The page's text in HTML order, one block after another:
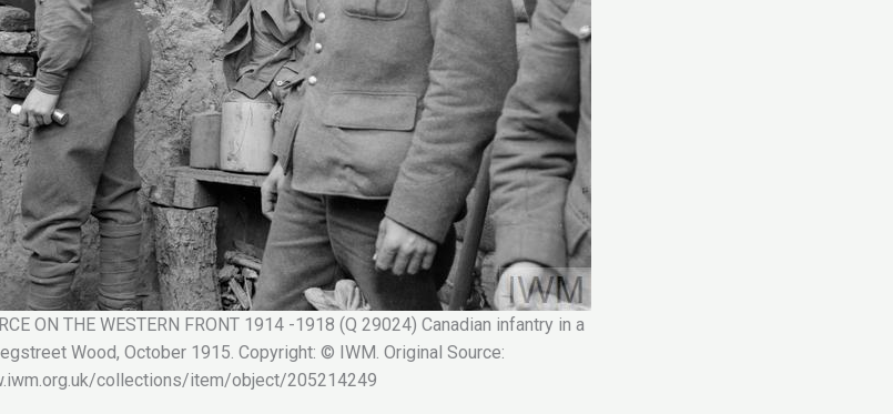
ON THE WESTERN FRONT 1914 -1918 (Q 29024) Canadian infantry in a
Wood, October 1915. Copyright: © IWM. Original Source:
collections/item/object/205214249